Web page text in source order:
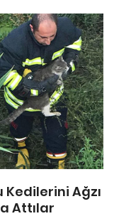
Kedilerini Ağzı
Attılar